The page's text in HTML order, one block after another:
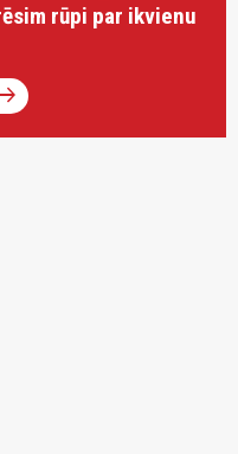
rūpi par ikvienu